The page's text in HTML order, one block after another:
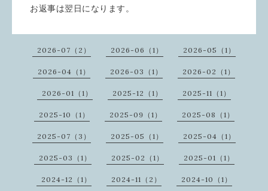
お返事は翌日になります。
2026-07（2） 2026-06（1） 2026-05（1）
2026-04（1） 2026-03（1） 2026-02（1）
2026-01（1） 2025-12（1） 2025-11（1）
2025-10（1） 2025-09（1） 2025-08（1）
2025-07（3） 2025-05（1） 2025-04（1）
2025-03（1） 2025-02（1） 2025-01（1）
2024-12（1） 2024-11（2） 2024-10（1）